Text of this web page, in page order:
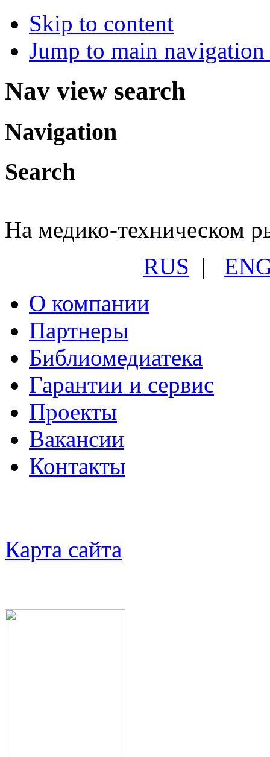
Skip to content
Jump to main
Nav view search
Navigation
Search
На медико-техническом
RUS |
О компании
Партнеры
Библиомедиатека
Гарантии и сервис
Проекты
Вакансии
Контакты
Карта сайта